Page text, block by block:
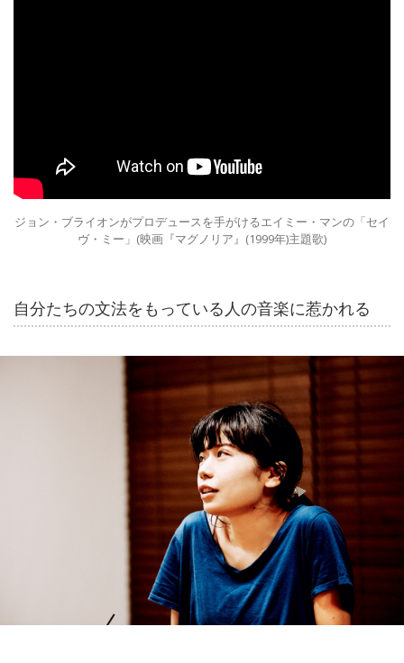
ジョン・ブライオンがプロデュースを手がけるエイミー・マンの「セイ
ヴ・ミー」(映画『マグノリア』(1999年)主題歌)
自分たちの文法をもっている人の音楽に惹かれる